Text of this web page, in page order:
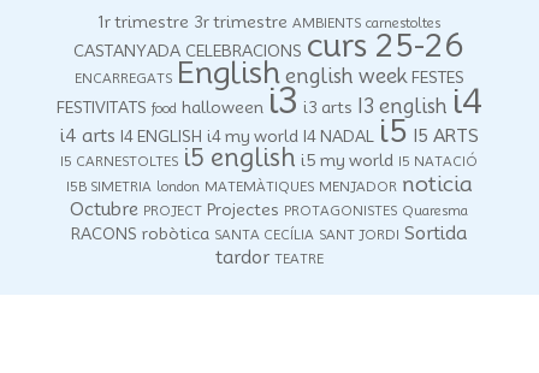
1r trimestre 3r trimestre AMBIENTS carnestoltes
CASTANYADA CELEBRACIONS curs 25-26
ENCARREGATS English english week FESTES
FESTIVITATS food halloween i3 i3 arts I3 english i4
i4 arts I4 ENGLISH i4 my world I4 NADAL i5 I5 ARTS
I5 CARNESTOLTES i5 english i5 my world
I5 NATACIÓ
I5B SIMETRIA london MATEMÀTIQUES MENJADOR noticia
Octubre PROJECT Projectes PROTAGONISTES Quaresma
RACONS robòtica SANTA CECÍLIA SANT JORDI
Sortida
tardor TEATRE